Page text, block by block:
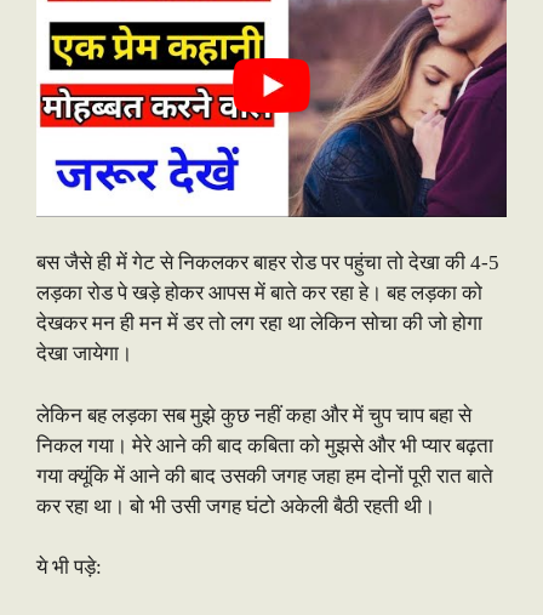
बस जैसे ही में गेट से निकलकर बाहर रोड पर पहुंचा तो देखा की 4-5
लड़का रोड पे खड़े होकर आपस में बाते कर रहा हे। बह लड़का को
देखकर मन ही मन में डर तो लग रहा था लेकिन सोचा की जो होगा
देखा जायेगा।
लेकिन बह लड़का सब मुझे कुछ नहीं कहा और में चुप चाप बहा से
निकल गया। मेरे आने की बाद कबिता को मुझसे और भी प्यार बढ़ता
गया क्यूंकि में आने की बाद उसकी जगह जहा हम दोनों पूरी रात बाते
कर रहा था। बो भी उसी जगह घंटो अकेली बैठी रहती थी।
ये भी पड़े: